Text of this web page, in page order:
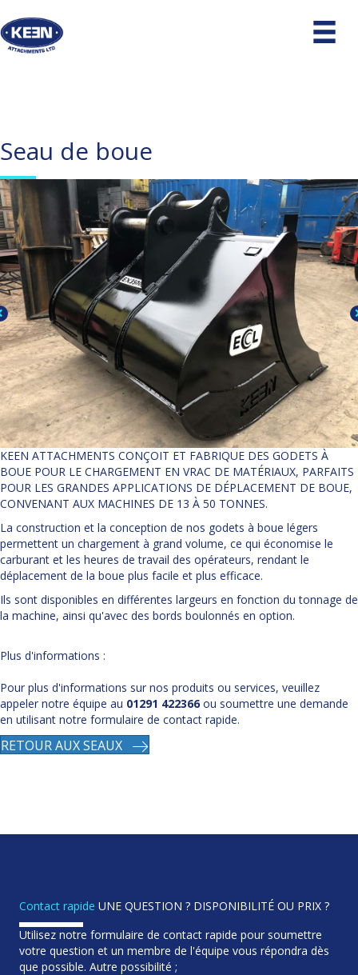
Seau de boue
KEEN ATTACHMENTS CONÇOIT ET FABRIQUE DES GODETS À
BOUE POUR LE CHARGEMENT EN VRAC DE MATÉRIAUX, PARFAITS
POUR LES GRANDES APPLICATIONS DE DÉPLACEMENT DE BOUE,
CONVENANT AUX MACHINES DE 13 À 50 TONNES.
La construction et la conception de nos godets à boue légers
permettent un chargement à grand volume, ce qui économise le
carburant et les heures de travail des opérateurs, rendant le
déplacement de la boue plus facile et plus efficace.
Ils sont disponibles en différentes largeurs en fonction du tonnage de
la machine, ainsi qu'avec des bords boulonnés en option.
Plus d'informations :
Pour plus d'informations sur nos produits ou services, veuillez
appeler notre équipe au 01291 422366 ou soumettre une demande
en utilisant notre formulaire de contact rapide.
RETOUR AUX SEAUX
Contact rapide UNE QUESTION ? DISPONIBILITÉ OU PRIX ?
Utilisez notre formulaire de contact rapide pour soumettre
votre question et un membre de l'équipe vous répondra dès
que possible. Autre possibilité ;